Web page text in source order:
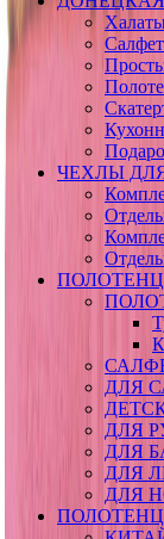
ЧЕХЛЫ
ДЛЯ
ДЛЯ
ДЛЯ
ДЛЯ
ДЛЯ